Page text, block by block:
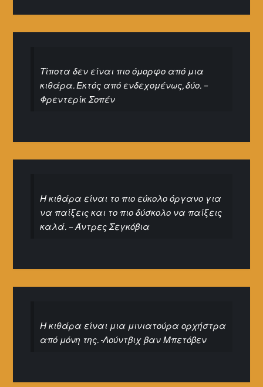
Τίποτα δεν είναι πιο όμορφο από μια
κιθάρα. Εκτός από ενδεχομένως, δύο. –
Φρεντερίκ Σοπέν
Η κιθάρα είναι το πιο εύκολο όργανο για
να παίξεις και το πιο δύσκολο να παίξεις
καλά. – Άντρες Σεγκόβια
Η κιθάρα είναι μια μινιατούρα ορχήστρα
από μόνη της. -Λούντβιχ βαν Μπετόβεν